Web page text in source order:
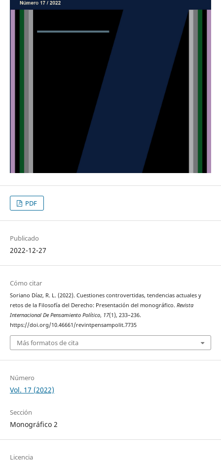
PDF
Publicado
2022-12-27
Cómo citar
Soriano Díaz, R. L. (2022). Cuestiones controvertidas, tendencias actuales y
retos de la Filosofía del Derecho: Presentación del monográfico. Revista
Internacional De Pensamiento Político, 17(1), 233–236.
https://doi.org/10.46661/revintpensampolit.7735
Más formatos de cita
Número
Vol. 17 (2022)
Sección
Monográfico 2
Licencia